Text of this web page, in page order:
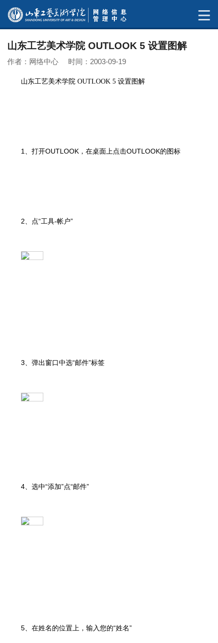
山东工艺美术学院 OUTLOOK 5 设置图解
作者：网络中心 时间：2003-09-19
山东工艺美术学院 OUTLOOK 5 设置图解
1、打开OUTLOOK，在桌面上点击OUTLOOK的图标
2、点“工具-帐户”
3、弹出窗口中选“邮件”标签
4、选中“添加”点“邮件”
5、在姓名的位置上，输入您的“姓名”